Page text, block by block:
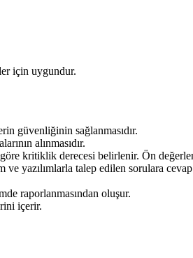
için uygundur.
güvenliğinin sağlanmasıdır.
alınmasıdır.
kritiklik derecesi belirlenir. Ön
yazılımlarla talep edilen sorulara
raporlanmasından oluşur.
içerir.